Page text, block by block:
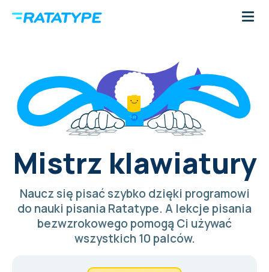
Mistrz klawiatury
Naucz się pisać szybko dzięki programowi
do nauki pisania Ratatype. A lekcje pisania
bezwzrokowego pomogą Ci używać
wszystkich 10 palców.